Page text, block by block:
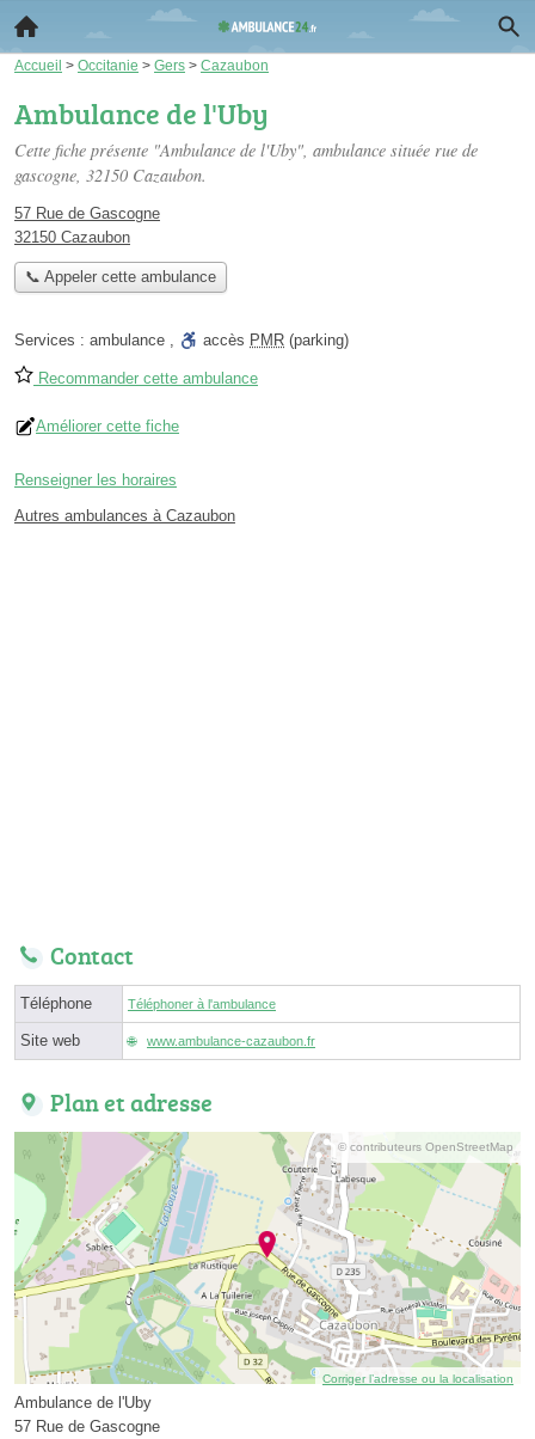
Accueil > Occitanie > Gers > Cazaubon
Ambulance de l'Uby
Cette fiche présente "Ambulance de l'Uby", ambulance située rue de
gascogne, 32150 Cazaubon.
57 Rue de Gascogne
32150 Cazaubon
📞 Appeler cette ambulance
Services : ambulance , accès PMR (parking)
Recommander cette ambulance
Améliorer cette fiche
Renseigner les horaires
Autres ambulances à Cazaubon
Contact
Téléphone Téléphoner à l'ambulance
Site web www.ambulance-cazaubon.fr
Plan et adresse
© contributeurs OpenStreetMap
Corriger l’adresse ou la localisation
Ambulance de l'Uby
57 Rue de Gascogne